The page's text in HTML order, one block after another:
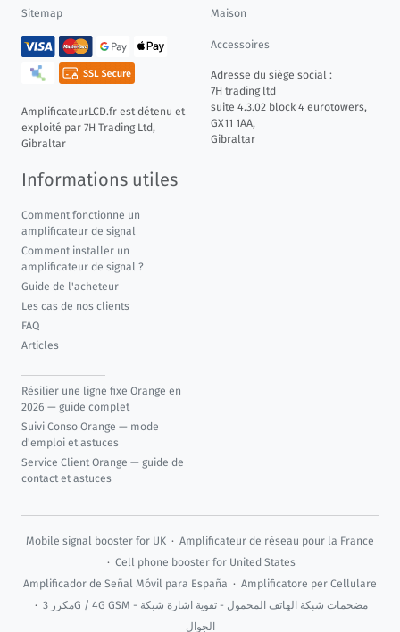
Sitemap
AmplificateurLCD.fr est détenu et
exploité par 7H Trading Ltd,
Gibraltar
Maison
Accessoires
Adresse du siège social :
7H trading ltd
suite 4.3.02 block 4 eurotowers,
GX11 1AA,
Gibraltar
Informations utiles
Comment fonctionne un
amplificateur de signal
Comment installer un
amplificateur de signal ?
Guide de l'acheteur
Les cas de nos clients
FAQ
Articles
Résilier une ligne fixe Orange en
2026 — guide complet
Suivi Conso Orange — mode
d'emploi et astuces
Service Client Orange — guide de
contact et astuces
Mobile signal booster for UK · Amplificateur de réseau pour la France
· Cell phone booster for United States
Amplificador de Señal Móvil para España · Amplificatore per Cellulare
· مكرر 3G / 4G GSM - مضخمات شبكة الهاتف المحمول - تقوية اشارة شبكة
الجوال